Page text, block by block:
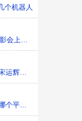
个机器人
会上映多久
运辉和梁思申结婚了吗
个平台播